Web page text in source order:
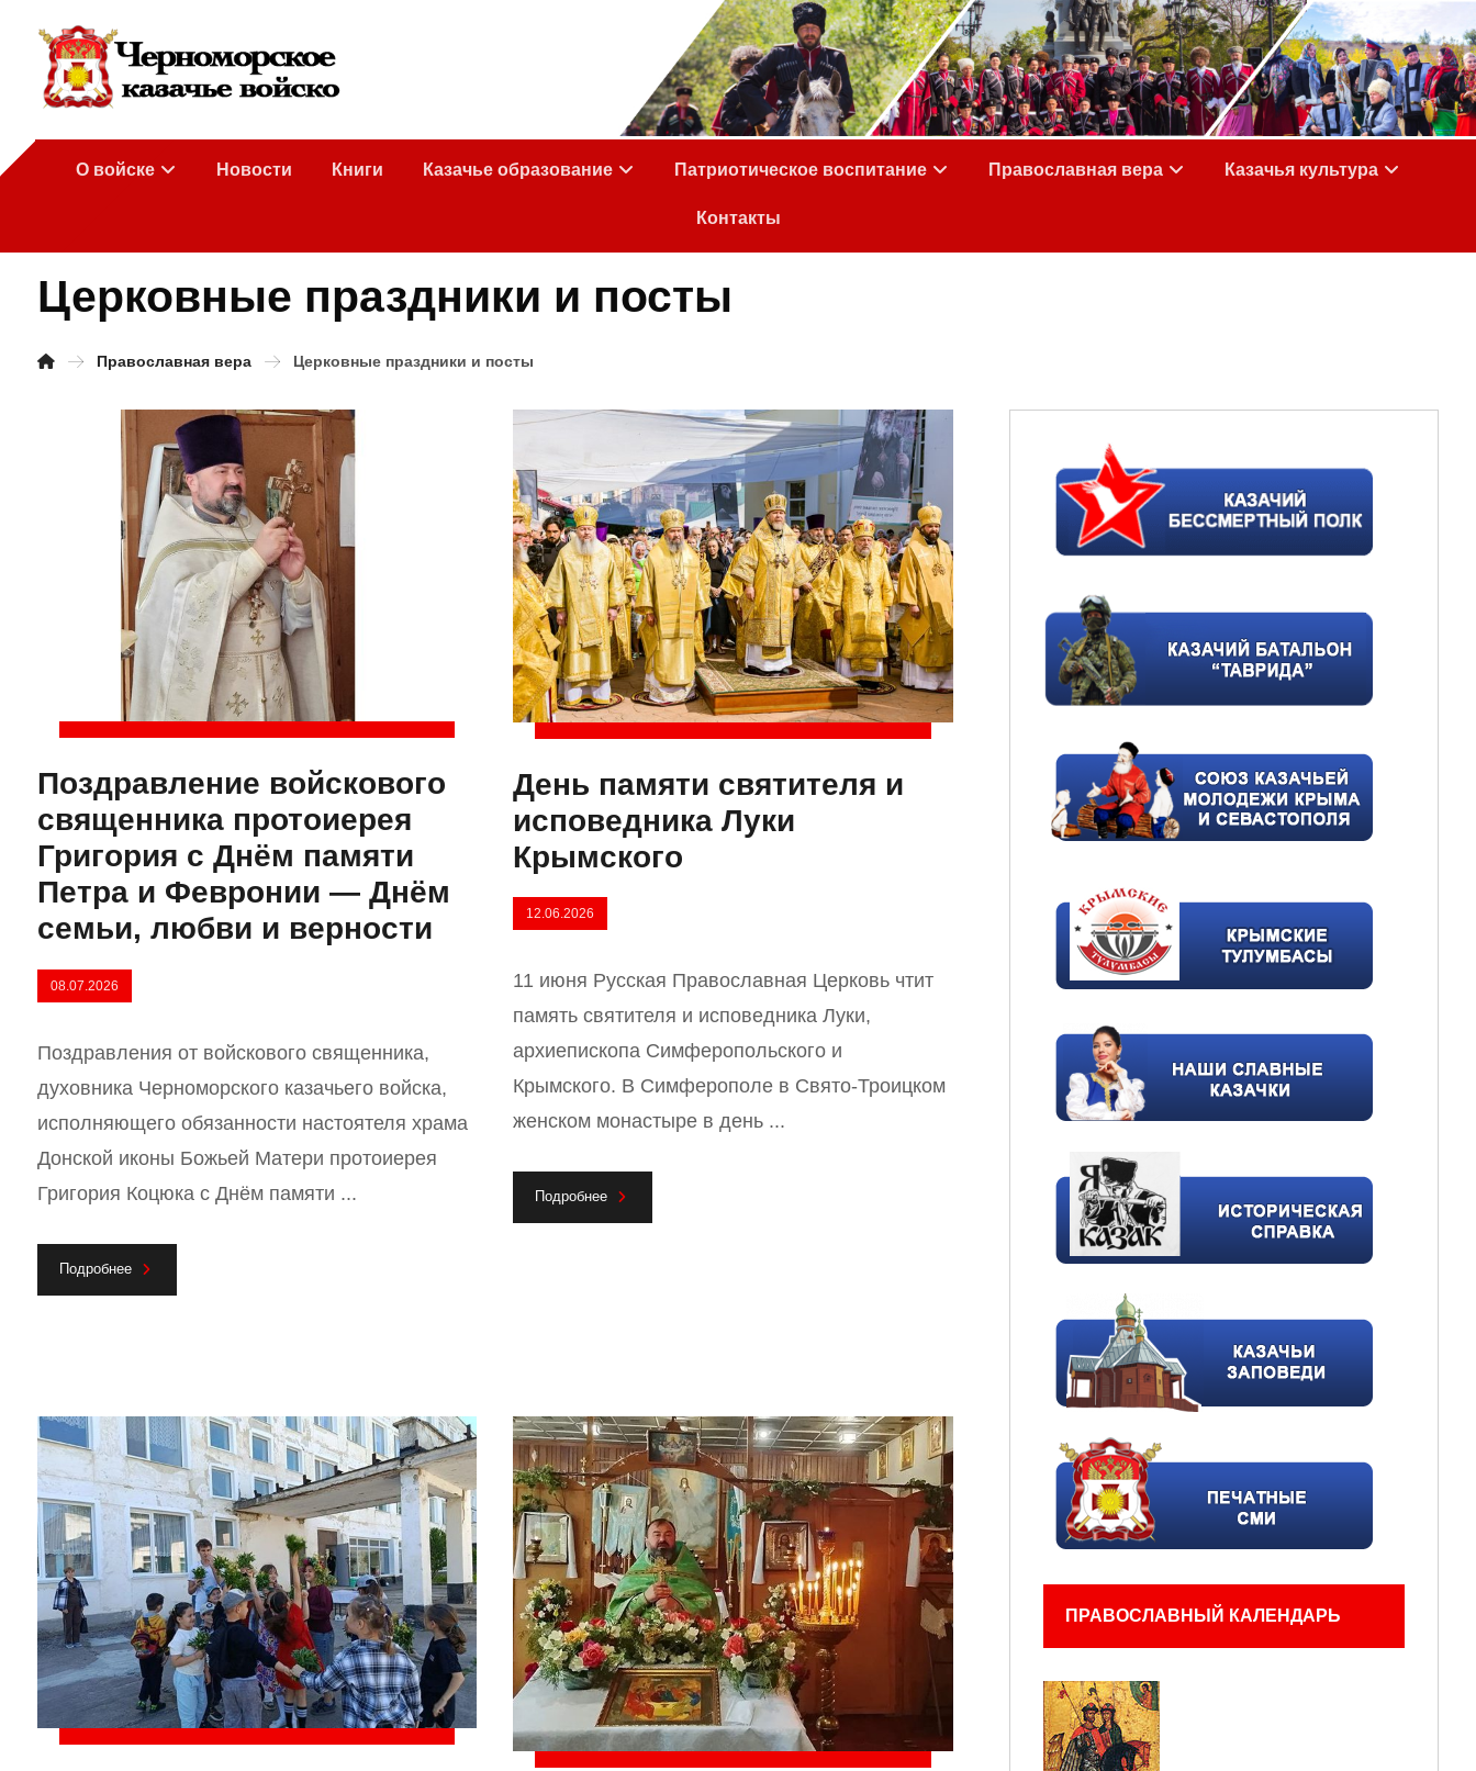
О войске Новости Книги Казачье образование Патриотическое воспитание Православная вера Казачья культура
Контакты
Церковные праздники и посты
Православная вера Церковные праздники и посты
Поздравление войскового
священника протоиерея
Григория с Днём памяти
Петра и Февронии — Днём
семьи, любви и верности
08.07.2026
Поздравления от войскового священника,
духовника Черноморского казачьего войска,
исполняющего обязанности настоятеля храма
Донской иконы Божьей Матери протоиерея
Григория Коцюка с Днём памяти ...
Подробнее
День памяти святителя и
исповедника Луки
Крымского
12.06.2026
11 июня Русская Православная Церковь чтит
память святителя и исповедника Луки,
архиепископа Симферопольского и
Крымского. В Симферополе в Свято-Троицком
женском монастыре в день ...
Подробнее
ПРАВОСЛАВНЫЙ КАЛЕНДАРЬ